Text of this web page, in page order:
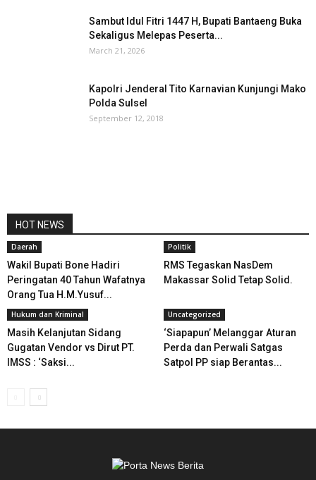
Sambut Idul Fitri 1447 H, Bupati Bantaeng Buka
Sekaligus Melepas Peserta...
March 21, 2026
Kapolri Jenderal Tito Karnavian Kunjungi Mako
Polda Sulsel
September 12, 2018
HOT NEWS
Daerah
Wakil Bupati Bone Hadiri
Peringatan 40 Tahun Wafatnya
Orang Tua H.M.Yusuf...
Politik
RMS Tegaskan NasDem
Makassar Solid Tetap Solid.
Hukum dan Kriminal
Masih Kelanjutan Sidang
Gugatan Vendor vs Dirut PT.
IMSS : ‘Saksi...
Uncategorized
‘Siapapun’ Melanggar Aturan
Perda dan Perwali Satgas
Satpol PP siap Berantas...